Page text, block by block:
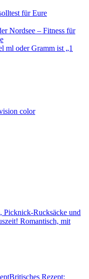
für Eure
Nordsee – Fitness für
ml oder Gramm ist „1
Picknick-Rucksäcke und
Romantisch, mit
Britisches Rezept: